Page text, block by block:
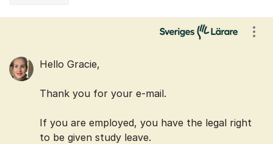
Hello Gracie,
Thank you for your e-mail.
If you are employed, you have the legal right
to be given study leave.